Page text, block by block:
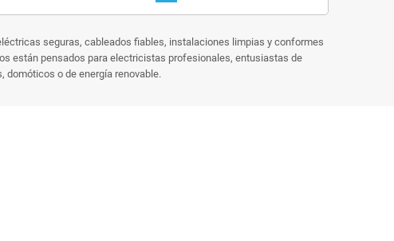
seguras, cableados fiables, instalaciones limpias y conformes
están pensados para electricistas profesionales, entusiastas de
o de energía renovable.